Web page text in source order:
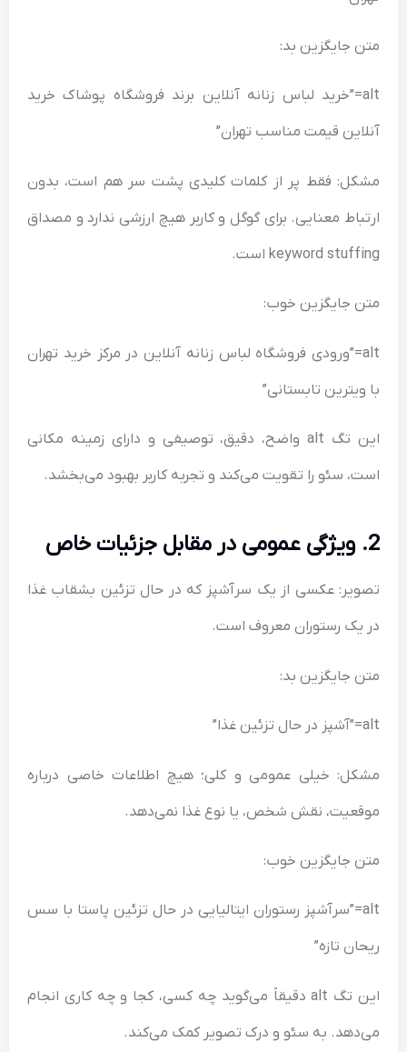
متن جایگزین بد:
alt=”خرید لباس زنانه آنلاین برند فروشگاه پوشاک خرید
آنلاین قیمت مناسب تهران”
مشکل: فقط پر از کلمات کلیدی پشت سر هم است، بدون
ارتباط معنایی. برای گوگل و کاربر هیچ ارزشی ندارد و مصداق
keyword stuffing است.
متن جایگزین خوب:
alt=”ورودی فروشگاه لباس زنانه آنلاین در مرکز خرید تهران
با ویترین تابستانی”
این تگ alt واضح، دقیق، توصیفی و دارای زمینه مکانی
است، سئو را تقویت می‌کند و تجربه کاربر بهبود می‌بخشد.
2. ویژگی عمومی در مقابل جزئیات خاص
تصویر: عکسی از یک سرآشپز که در حال تزئین بشقاب غذا
در یک رستوران معروف است.
متن جایگزین بد:
alt=”آشپز در حال تزئین غذا”
مشکل: خیلی عمومی و کلی؛ هیچ اطلاعات خاصی درباره
موقعیت، نقش شخص، یا نوع غذا نمی‌دهد.
متن جایگزین خوب:
alt=”سرآشپز رستوران ایتالیایی در حال تزئین پاستا با سس
ریحان تازه”
این تگ alt دقیقاً می‌گوید چه کسی، کجا و چه کاری انجام
می‌دهد. به سئو و درک تصویر کمک می‌کند.